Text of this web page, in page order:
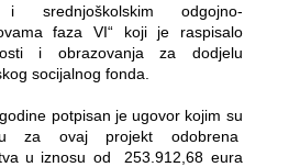
i srednjoškolskim odgojno-
faza VI“ koji je raspisalo
i obrazovanja za dodjelu
socijalnog fonda.
potpisan je ugovor kojim su
za ovaj projekt odobrena
u iznosu od
253.912,68 eura